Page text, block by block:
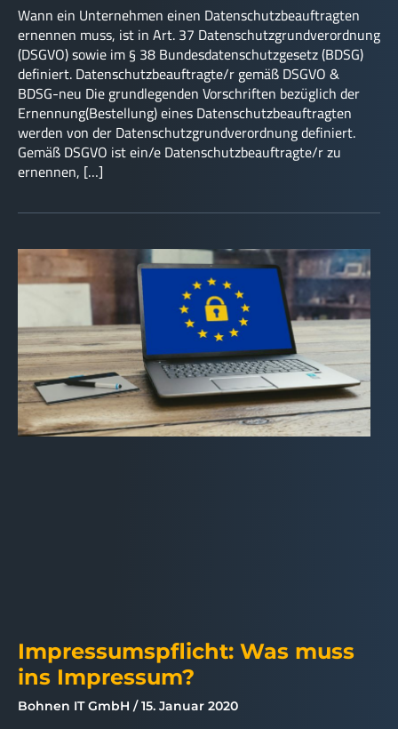
Wann ein Unternehmen einen Datenschutzbeauftragten
ernennen muss, ist in Art. 37 Datenschutzgrundverordnung
(DSGVO) sowie im § 38 Bundesdatenschutzgesetz (BDSG)
definiert. Datenschutzbeauftragte/r gemäß DSGVO &
BDSG-neu Die grundlegenden Vorschriften bezüglich der
Ernennung(Bestellung) eines Datenschutzbeauftragten
werden von der Datenschutzgrundverordnung definiert.
Gemäß DSGVO ist ein/e Datenschutzbeauftragte/r zu
ernennen, […]
Impressumspflicht: Was muss
ins Impressum?
Bohnen IT GmbH 15. Januar 2020